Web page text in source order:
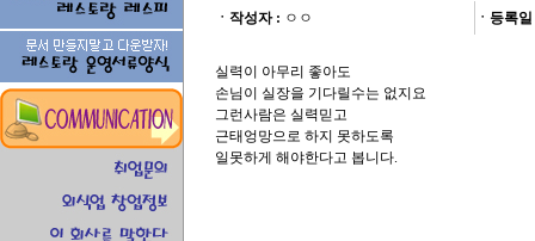
ㆍ작성자 : ㅇㅇ ㆍ등록
실력이 아무리 좋아도
손님이 실장을 기다릴수는 없지요
그런사람은 실력믿고
근태엉망으로 하지 못하도록
일못하게 해야한다고 봅니다.